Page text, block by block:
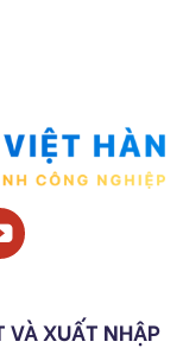
VÀ XUẤT NHẬP